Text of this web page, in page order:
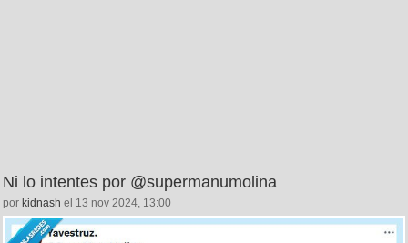
Ni lo intentes por @supermanumolina
por kidnash el 13 nov 2024, 13:00